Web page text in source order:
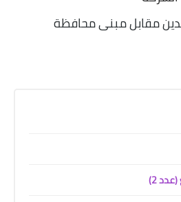
مقابل مبنى محافظة
2)